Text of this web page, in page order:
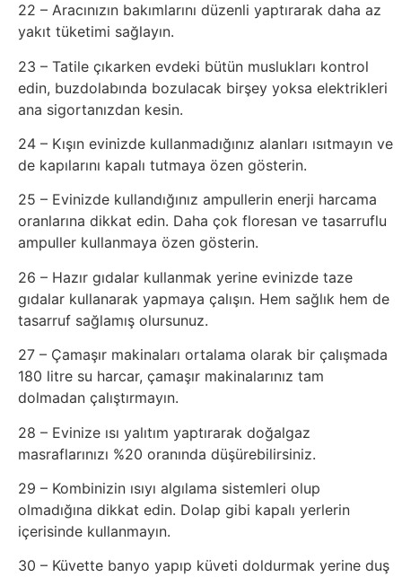
Hayvanlar
Hobi
Hukuk
İnstagram
İnternet
İnternetten
Para
Kazanma
Kadın
Kim
Kimdir
Kitap
22 – Aracınızın bakımlarını düzenli yaptırarak daha az
yakıt tüketimi sağlayın.
23 – Tatile çıkarken evdeki bütün muslukları kontrol
edin, buzdolabında bozulacak birşey yoksa elektrikleri
ana sigortanızdan kesin.
24 – Kışın evinizde kullanmadığınız alanları ısıtmayın ve
de kapılarını kapalı tutmaya özen gösterin.
25 – Evinizde kullandığınız ampullerin enerji harcama
oranlarına dikkat edin. Daha çok floresan ve tasarruflu
ampuller kullanmaya özen gösterin.
26 – Hazır gıdalar kullanmak yerine evinizde taze
gıdalar kullanarak yapmaya çalışın. Hem sağlık hem de
tasarruf sağlamış olursunuz.
27 – Çamaşır makinaları ortalama olarak bir çalışmada
180 litre su harcar, çamaşır makinalarınız tam
dolmadan çalıştırmayın.
28 – Evinize ısı yalıtım yaptırarak doğalgaz
masraflarınızı %20 oranında düşürebilirsiniz.
29 – Kombinizin ısıyı algılama sistemleri olup
olmadığına dikkat edin. Dolap gibi kapalı yerlerin
içerisinde kullanmayın.
30 – Küvette banyo yapıp küveti doldurmak yerine duş